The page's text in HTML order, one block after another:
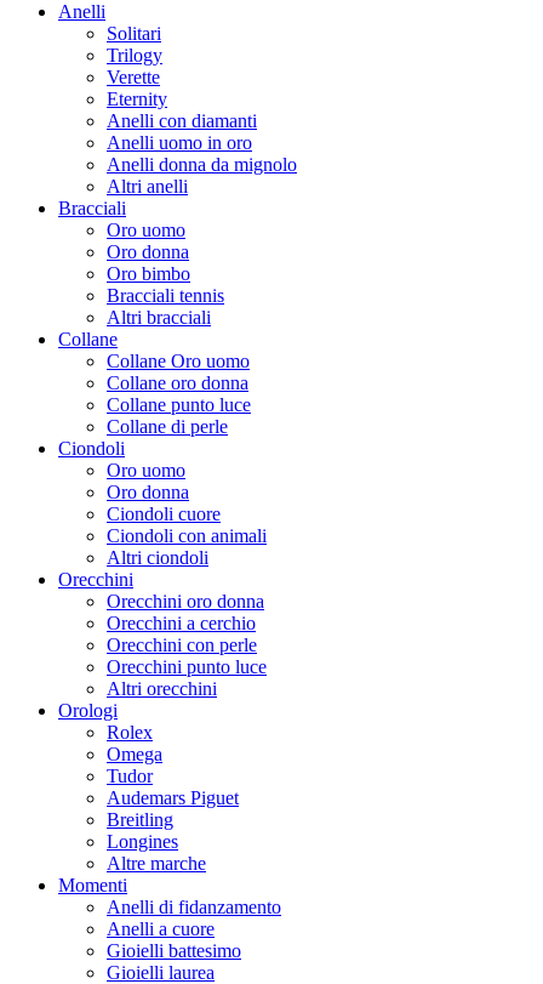
Anelli
Solitari
Trilogy
Verette
Eternity
Anelli con diamanti
Anelli uomo in oro
Anelli donna da mignolo
Altri anelli
Bracciali
Oro uomo
Oro donna
Oro bimbo
Bracciali tennis
Altri bracciali
Collane
Collane Oro uomo
Collane oro donna
Collane punto luce
Collane di perle
Ciondoli
Oro uomo
Oro donna
Ciondoli cuore
Ciondoli con animali
Altri ciondoli
Orecchini
Orecchini oro donna
Orecchini a cerchio
Orecchini con perle
Orecchini punto luce
Altri orecchini
Orologi
Rolex
Omega
Tudor
Audemars Piguet
Breitling
Longines
Altre marche
Momenti
Anelli di fidanzamento
Anelli a cuore
Gioielli battesimo
Gioielli laurea